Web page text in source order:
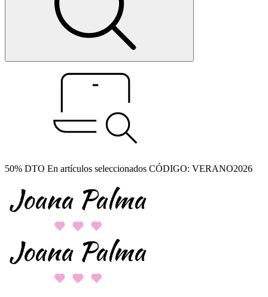
50% DTO En artículos seleccionados CÓDIGO: VERANO2026